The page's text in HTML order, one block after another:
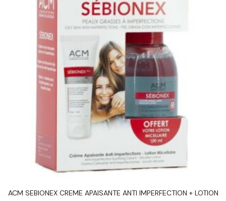
ACM SEBIONEX CREME APAISANTE ANTI IMPERFECTION + LOTION